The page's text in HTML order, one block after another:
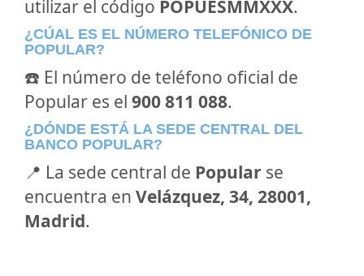
utilizar el código POPUESMMXXX.
¿CÚAL ES EL NÚMERO TELEFÓNICO DE
POPULAR?
☎️ El número de teléfono oficial de
Popular es el 900 811 088.
¿DÓNDE ESTÁ LA SEDE CENTRAL DEL
BANCO POPULAR?
📍 La sede central de Popular se
encuentra en Velázquez, 34, 28001,
Madrid.